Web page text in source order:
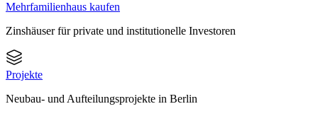
Mehrfamilienhaus kaufen
Zinshäuser für private und institutionelle Investoren
Projekte
Neubau- und Aufteilungsprojekte in Berlin